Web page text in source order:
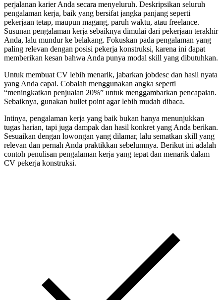
perjalanan karier Anda secara menyeluruh. Deskripsikan seluruh
pengalaman kerja, baik yang bersifat jangka panjang seperti
pekerjaan tetap, maupun magang, paruh waktu, atau freelance.
Susunan pengalaman kerja sebaiknya dimulai dari pekerjaan terakhir
Anda, lalu mundur ke belakang. Fokuskan pada pengalaman yang
paling relevan dengan posisi pekerja konstruksi, karena ini dapat
memberikan kesan bahwa Anda punya modal skill yang dibutuhkan.
Untuk membuat CV lebih menarik, jabarkan jobdesc dan hasil nyata
yang Anda capai. Cobalah menggunakan angka seperti
“meningkatkan penjualan 20%” untuk menggambarkan pencapaian.
Sebaiknya, gunakan bullet point agar lebih mudah dibaca.
Intinya, pengalaman kerja yang baik bukan hanya menunjukkan
tugas harian, tapi juga dampak dan hasil konkret yang Anda berikan.
Sesuaikan dengan lowongan yang dilamar, lalu sematkan skill yang
relevan dan pernah Anda praktikkan sebelumnya. Berikut ini adalah
contoh penulisan pengalaman kerja yang tepat dan menarik dalam
CV pekerja konstruksi.